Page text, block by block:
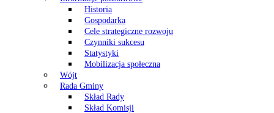
Historia
Gospodarka
Cele strategiczne rozwoju
Czynniki sukcesu
Statystyki
Mobilizacja społeczna
Wójt
Rada Gminy
Skład Rady
Skład Komisji